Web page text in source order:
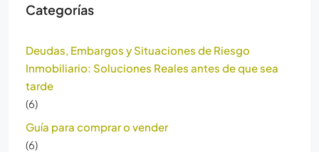
Categorías
Deudas, Embargos y Situaciones de Riesgo
Inmobiliario: Soluciones Reales antes de que sea
tarde
(6)
Guía para comprar o vender
(6)